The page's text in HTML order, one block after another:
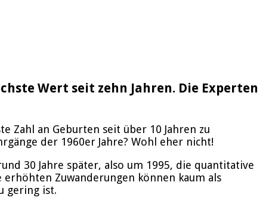
Wert seit zehn Jahren. Die Experten
Zahl an Geburten seit über 10 Jahren zu
der 1960er Jahre? Wohl eher nicht!
30 Jahre später, also um 1995, die quantitative
Zuwanderungen können kaum als
gering ist.